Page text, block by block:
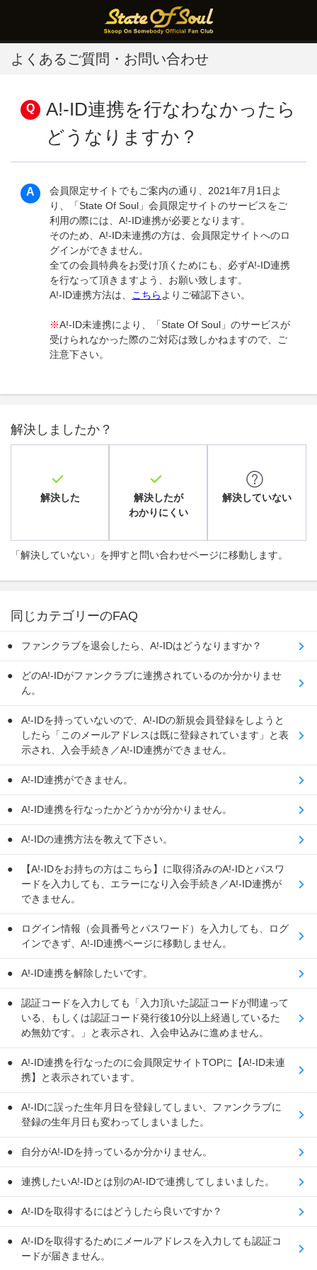
よくあるご質問・お問い合わせ
A!-ID連携を行なわなかったら
どうなりますか？
会員限定サイトでもご案内の通り、2021年7月1日よ
り、「State Of Soul」会員限定サイトのサービスをご
利用の際には、A!-ID連携が必要となります。
そのため、A!-ID未連携の方は、会員限定サイトへのロ
グインができません。
全ての会員特典をお受け頂くためにも、必ずA!-ID連携
を行なって頂きますよう、お願い致します。
A!-ID連携方法は、
こちら よりご確認下さい。
※A!-ID未連携により、「State Of Soul」のサービスが
受けられなかった際のご対応は致しかねますので、ご
注意下さい。
解決しましたか？
解決した
解決したが
わかりにくい
解決していない
「解決していない」を押すと問い合わせページに移動します。
同じカテゴリーのFAQ
ファンクラブを退会したら、A!-IDはどうなりますか？
どのA!-IDがファンクラブに連携されているのか分かりませ
ん。
A!-IDを持っていないので、A!-IDの新規会員登録をしようと
したら「このメールアドレスは既に登録されています」と表
示され、入会手続き／A!-ID連携ができません。
A!-ID連携ができません。
A!-ID連携を行なったかどうかが分かりません。
A!-IDの連携方法を教えて下さい。
【A!-IDをお持ちの方はこちら】に取得済みのA!-IDとパスワ
ードを入力しても、エラーになり入会手続き／A!-ID連携が
できません。
ログイン情報（会員番号とパスワード）を入力しても、ログ
インできず、A!-ID連携ページに移動しません。
A!-ID連携を解除したいです。
認証コードを入力しても「入力頂いた認証コードが間違って
いる、もしくは認証コード発行後10分以上経過しているた
め無効です。」と表示され、入会申込みに進めません。
A!-ID連携を行なったのに会員限定サイトTOPに【A!-ID未連
携】と表示されています。
A!-IDに誤った生年月日を登録してしまい、ファンクラブに
登録の生年月日も変わってしまいました。
自分がA!-IDを持っているか分かりません。
連携したいA!-IDとは別のA!-IDで連携してしまいました。
A!-IDを取得するにはどうしたら良いですか？
A!-IDを取得するためにメールアドレスを入力しても認証コ
ードが届きません。